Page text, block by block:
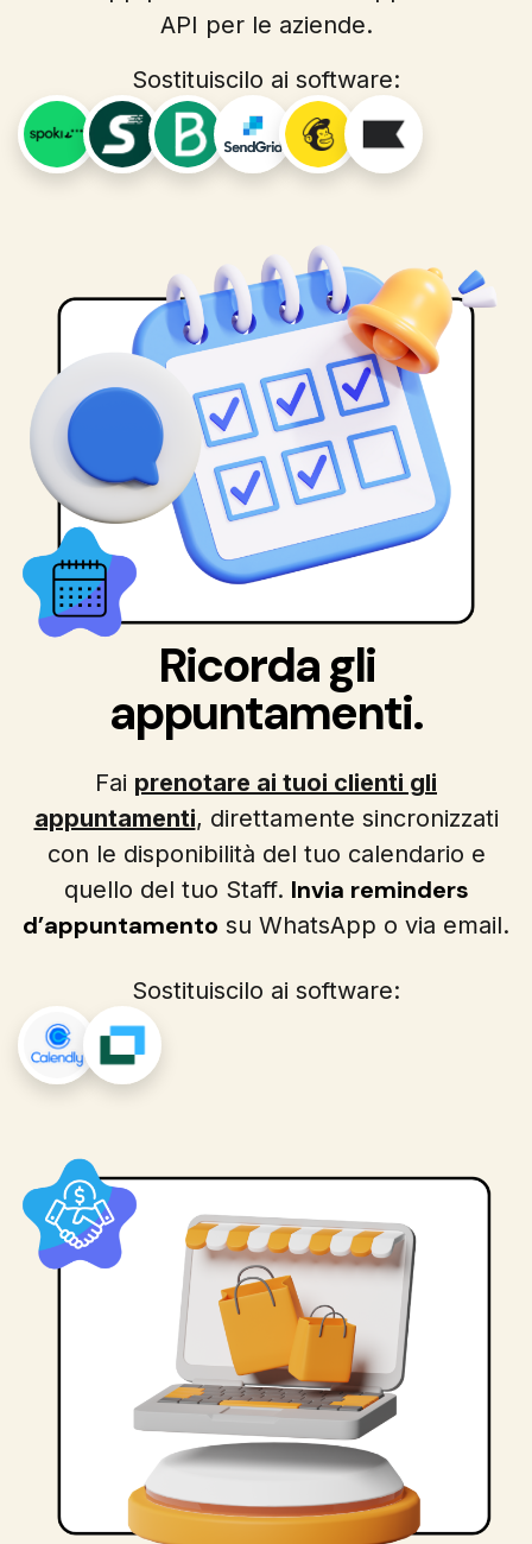
API per le aziende.
Sostituiscilo ai software:
Ricorda gli
appuntamenti.
Fai prenotare ai tuoi clienti gli
appuntamenti, direttamente sincronizzati
con le disponibilità del tuo calendario e
quello del tuo Staff. Invia reminders
d’appuntamento su WhatsApp o via email.
Sostituiscilo ai software: